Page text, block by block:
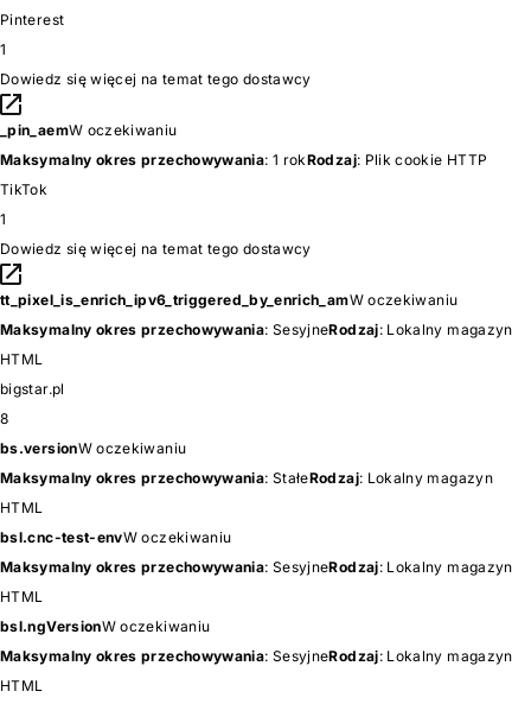
Pinterest
1
Dowiedz się więcej na temat tego dostawcy
_pin_aemW oczekiwaniu
Maksymalny okres przechowywania: 1 rokRodzaj: Plik cookie HTTP
TikTok
1
Dowiedz się więcej na temat tego dostawcy
tt_pixel_is_enrich_ipv6_triggered_by_enrich_amW oczekiwaniu
Maksymalny okres przechowywania: SesyjneRodzaj: Lokalny magazyn
HTML
bigstar.pl
8
bs.versionW oczekiwaniu
Maksymalny okres przechowywania: StałeRodzaj: Lokalny magazyn
HTML
bsl.cnc-test-envW oczekiwaniu
Maksymalny okres przechowywania: SesyjneRodzaj: Lokalny magazyn
HTML
bsl.ngVersionW oczekiwaniu
Maksymalny okres przechowywania: SesyjneRodzaj: Lokalny magazyn
HTML